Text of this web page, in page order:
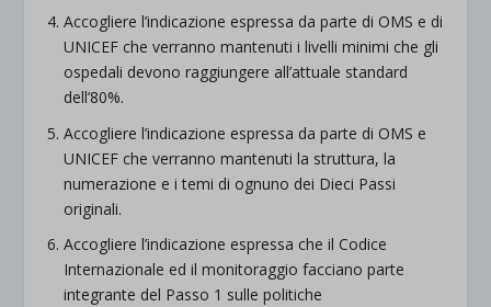
Accogliere l’indicazione espressa da parte di OMS e di
UNICEF che verranno mantenuti i livelli minimi che gli
ospedali devono raggiungere all’attuale standard
dell’80%.
Accogliere l’indicazione espressa da parte di OMS e
UNICEF che verranno mantenuti la struttura, la
numerazione e i temi di ognuno dei Dieci Passi
originali.
Accogliere l’indicazione espressa che il Codice
Internazionale ed il monitoraggio facciano parte
integrante del Passo 1 sulle politiche